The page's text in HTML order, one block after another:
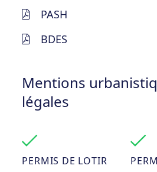
PASH
BDES
Mentions
légales
PERMIS DE LOTIR